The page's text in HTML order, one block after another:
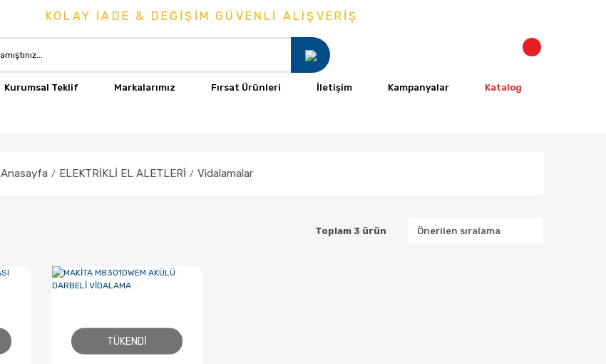
KOLAY İADE & DEĞİŞİM GÜVENLİ ALIŞVERİŞ
Kurumsal Teklif Markalarımız Fırsat Ürünleri İletişim Kampanyalar Katalog
Anasayfa ELEKTRİKLİ EL ALETLERİ Vidalamalar
Toplam 3 ürün
TÜKENDI